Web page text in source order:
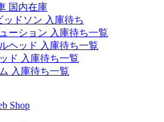
国内在庫
ッドソン 入庫待ち
ーション 入庫待ち一覧
ヘッド 入庫待ち一覧
ド 入庫待ち一覧
入庫待ち一覧
Shop